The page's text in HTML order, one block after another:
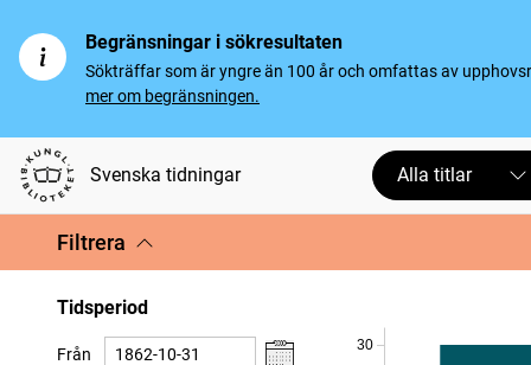
Begränsningar i sökresultaten
Sökträffar som är yngre än 100 år och omfattas av
mer om begränsningen.
Svenska tidningar Alla titlar
Filtrera
Tidsperiod
Från 30